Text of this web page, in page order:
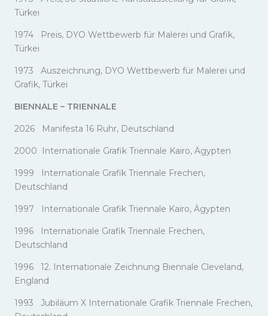
Türkei
1974 Preis, DYO Wettbewerb für Malerei und Grafik,
Türkei
1973 Auszeichnung, DYO Wettbewerb für Malerei und
Grafik, Türkei
BIENNALE – TRIENNALE
2026 Manifesta 16 Ruhr, Deutschland
2000 Internationale Grafik Triennale Kairo, Ägypten
1999 Internationale Grafik Triennale Frechen,
Deutschland
1997 Internationale Grafik Triennale Kairo, Ägypten
1996 Internationale Grafik Triennale Frechen,
Deutschland
1996 12. Internationale Zeichnung Biennale Cleveland,
England
1993 Jubiläum X Internationale Grafik Triennale Frechen,